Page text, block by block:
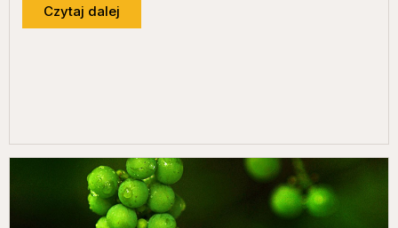
Czytaj dalej